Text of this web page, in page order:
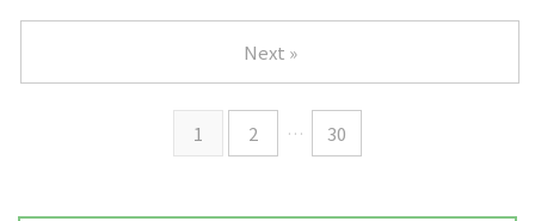
1 2 … 30
Next »